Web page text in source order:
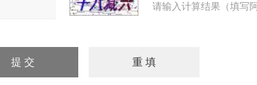
请输入计算结果（填写